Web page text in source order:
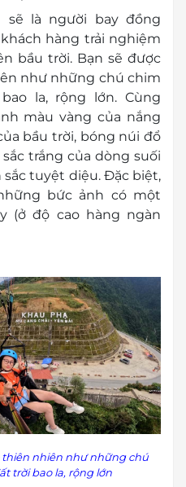
sẽ là người bay đồng
hàng trải nghiệm
bầu trời. Bạn sẽ được
như những chú chim
la, rộng lớn. Cùng
màu vàng của nắng
bầu trời, bóng núi đổ
sắc trắng của dòng suối
tuyệt diệu. Đặc biệt,
bức ảnh có một
(ở độ cao hàng ngàn
thiên nhiên như những chú
trời bao la, rộng lớn